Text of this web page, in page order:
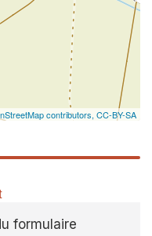
contributors, CC-BY-SA
formulaire